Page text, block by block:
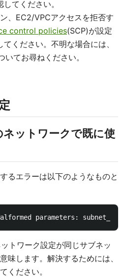
てください。
、EC2/VPCアクセスを拒否す
control policies(SCP)が設定
ください。不明な場合には、
いてお尋ねください。
ットワークで既に使
るエラーは以下のようなものと
トワーク設定が同じサブネッ
味します。解決するためには、
ください。